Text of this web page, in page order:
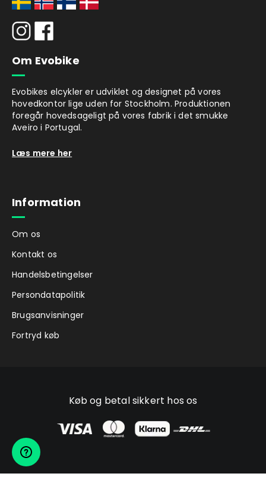
Om Evobike
Evobikes elcykler er udviklet og designet på vores
hovedkontor lige uden for Stockholm. Produktionen
foregår hovedsageligt på vores fabrik i det smukke
Aveiro i Portugal.
Læs mere her
Information
Om os
Kontakt os
Handelsbetingelser
Persondatapolitik
Brugsanvisninger
Fortryd køb
Køb og betal sikkert hos os